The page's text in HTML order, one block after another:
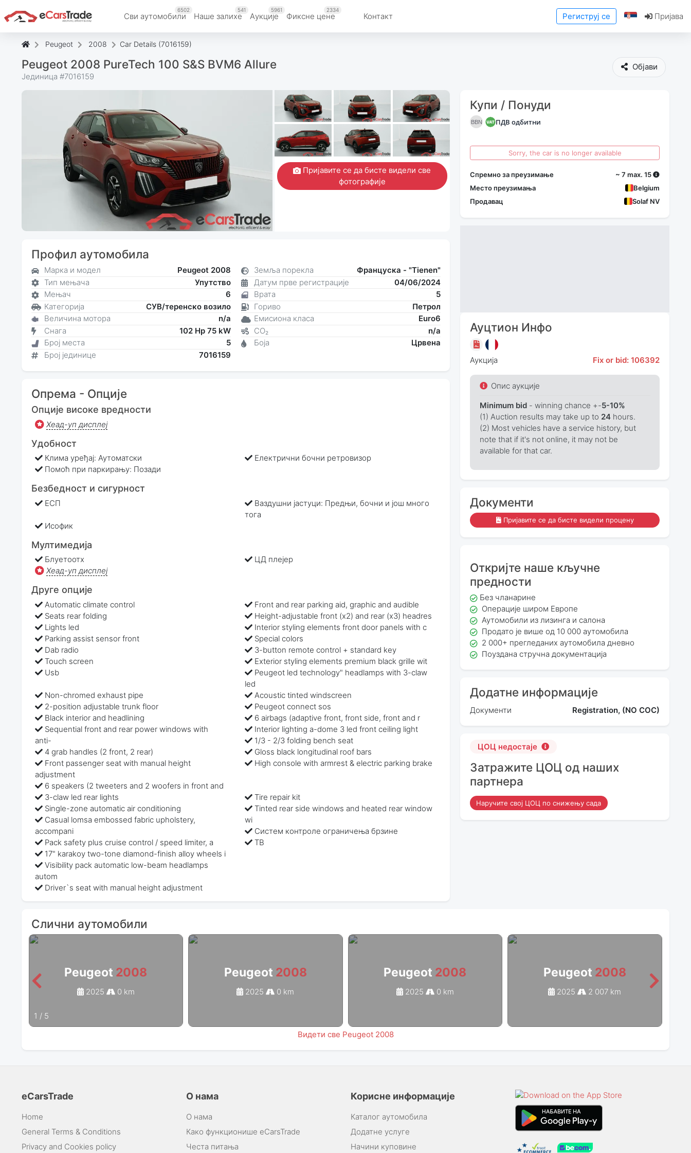
Сви аутомобили
6502
Наше залихе
541
Aукције
5961
Фиксне цене
2334
Контакт Региструј се Пријава
Peugeot 2008 Car Details (7016159)
Peugeot 2008 PureTech 100 S&S BVM6 Allure
Јединица #7016159
Објави
Купи / Понуди
BBN ПДВ одбитни
Sorry, the car is no longer available
Спремно за преузимање
~ 7 max. 15
Место преузимања
Belgium
Продавац
Solaf NV
Ауцтион Инфо
Аукција Fix or bid: 106392
Опис аукције
Minimum bid- winning chance +-5-10%
(1) Auction results may take up to 24hours.
(2) Most vehicles have a service history, but
note that if it's not online, it may not be
available for that car.
Документи
Пријавите се да бисте видели процену
Откријте наше кључне
предности
Без чланарине
Операције широм Европе
Аутомобили из лизинга и салона
Продато је више од 10 000 аутомобила
2 000+ прегледаних аутомобила дневно
Поуздана стручна документација
Додатне информације
Документи Registration, (NO COC)
ЦОЦ недостаје
Затражите ЦОЦ од наших
партнера
Наручите свој ЦОЦ по снижењу сада
Пријавите се да бисте видели све
фотографије
Профил аутомобила
Марка и модел
Peugeot 2008
Тип мењача
Упутство
Мењач
6
Категорија
СУВ/теренско возило
Величина мотора
n/a
Снага
102 Hp 75 kW
Број места
5
Број јединице
7016159
Земља порекла
Француска - "Tienen"
Датум прве регистрације
04/06/2024
Врата
5
Гориво
Петрол
Емисиона класа
Euro6
CO₂
n/a
Боја
Црвена
Опрема - Опције
Опције високе вредности
Хеад-уп дисплеј
Удобност
Клима уређај: Аутоматски
Електрични бочни ретровизор
Помоћ при паркирању: Позади
Безбедност и сигурност
ЕСП
Ваздушни јастуци: Предњи, бочни и још много
тога
Исофик
Мултимедија
Блуетоотх
ЦД плејер
Хеад-уп дисплеј
Друге опције
Automatic climate control
Seats rear folding
Lights led
Parking assist sensor front
Dab radio
Touch screen
Usb
Front and rear parking aid, graphic and audible
Height-adjustable front (x2) and rear (x3) headres
Interior styling elements front door panels with c
Special colors
3-button remote control + standard key
Exterior styling elements premium black grille wit
Peugeot led technology" headlamps with 3-claw
led
Non-chromed exhaust pipe
2-position adjustable trunk floor
Black interior and headlining
Sequential front and rear power windows with
anti-
4 grab handles (2 front, 2 rear)
Front passenger seat with manual height
adjustment
6 speakers (2 tweeters and 2 woofers in front and
Acoustic tinted windscreen
Peugeot connect sos
6 airbags (adaptive front, front side, front and r
Interior lighting a-dome 3 led front ceiling light
1/3 - 2/3 folding bench seat
Gloss black longitudinal roof bars
High console with armrest & electric parking brake
3-claw led rear lights
Single-zone automatic air conditioning
Casual lomsa embossed fabric upholstery,
accompani
Pack safety plus cruise control / speed limiter, a
17" karakoy two-tone diamond-finish alloy wheels i
Visibility pack automatic low-beam headlamps
autom
Driver`s seat with manual height adjustment
Tire repair kit
Tinted rear side windows and heated rear window
wi
Систем контроле ограничења брзине
ТВ
Слични аутомобили
Peugeot 2008
2025 0 km
Peugeot 2008
2025 0 km
Peugeot 2008
2025 0 km
Peugeot 2008
2025 2 007 km
1 / 5
Видети све Peugeot 2008
eCarsTrade
Home
General Terms & Conditions
Privacy and Cookies policy
О нама
О нама
Како функционише eCarsTrade
Честа питања
Корисне информације
Каталог аутомобила
Додатне услуге
Начини куповине